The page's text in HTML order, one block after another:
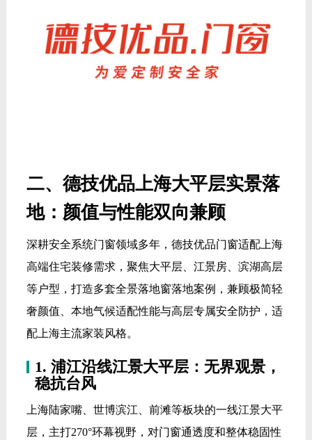
二、德技优品上海大平层实景落
地：颜值与性能双向兼顾
深耕安全系统门窗领域多年，德技优品门窗适配上海
高端住宅装修需求，聚焦大平层、江景房、滨湖高层
等户型，打造多套全景落地窗落地案例，兼顾极简轻
奢颜值、本地气候适配性能与高层专属安全防护，适
配上海主流家装风格。
1. 浦江沿线江景大平层：无界观景，
稳抗台风
上海陆家嘴、世博滨江、前滩等板块的一线江景大平
层，主打270°环幕视野，对门窗通透度和整体稳固性